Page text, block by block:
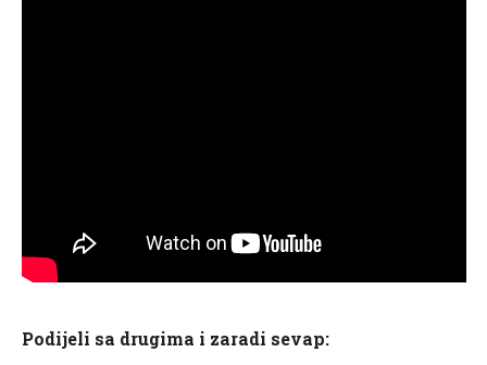
Podijeli sa drugima i zaradi sevap: